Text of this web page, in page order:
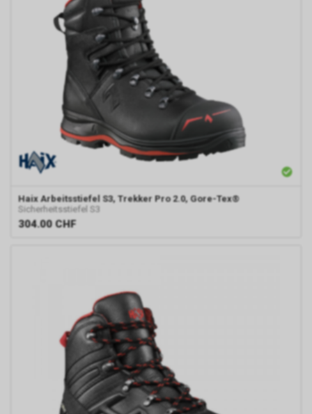
Haix Arbeitsstiefel S3, Trekker Pro 2.0, Gore-Tex®
Sicherheitsstiefel S3
304.00 CHF